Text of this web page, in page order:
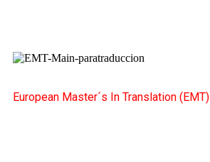
European Master´s In Translation (EMT)